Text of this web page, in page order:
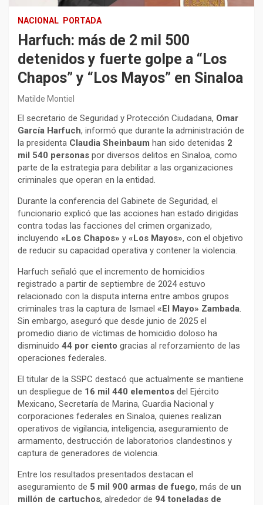
NACIONAL PORTADA
Harfuch: más de 2 mil 500
detenidos y fuerte golpe a “Los
Chapos” y “Los Mayos” en Sinaloa
Matilde Montiel
El secretario de Seguridad y Protección Ciudadana, Omar
García Harfuch, informó que durante la administración de
la presidenta Claudia Sheinbaum han sido detenidas 2
mil 540 personas por diversos delitos en Sinaloa, como
parte de la estrategia para debilitar a las organizaciones
criminales que operan en la entidad.
Durante la conferencia del Gabinete de Seguridad, el
funcionario explicó que las acciones han estado dirigidas
contra todas las facciones del crimen organizado,
incluyendo «Los Chapos» y «Los Mayos», con el objetivo
de reducir su capacidad operativa y contener la violencia.
Harfuch señaló que el incremento de homicidios
registrado a partir de septiembre de 2024 estuvo
relacionado con la disputa interna entre ambos grupos
criminales tras la captura de Ismael «El Mayo» Zambada.
Sin embargo, aseguró que desde junio de 2025 el
promedio diario de víctimas de homicidio doloso ha
disminuido 44 por ciento gracias al reforzamiento de las
operaciones federales.
El titular de la SSPC destacó que actualmente se mantiene
un despliegue de 16 mil 440 elementos del Ejército
Mexicano, Secretaría de Marina, Guardia Nacional y
corporaciones federales en Sinaloa, quienes realizan
operativos de vigilancia, inteligencia, aseguramiento de
armamento, destrucción de laboratorios clandestinos y
captura de generadores de violencia.
Entre los resultados presentados destacan el
aseguramiento de 5 mil 900 armas de fuego, más de un
millón de cartuchos, alrededor de 94 toneladas de